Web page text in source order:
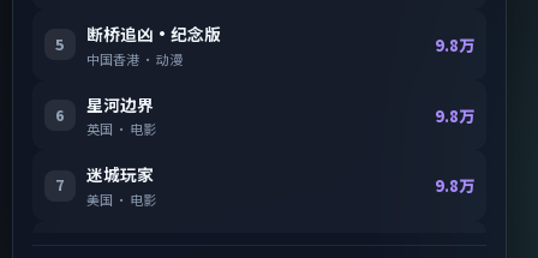
5 断桥追凶·纪念版
中国香港 ·动漫
9.8万
6 星河边界
英国 · 电影
9.8万
7 迷城玩家
美国 · 电影
9.8万